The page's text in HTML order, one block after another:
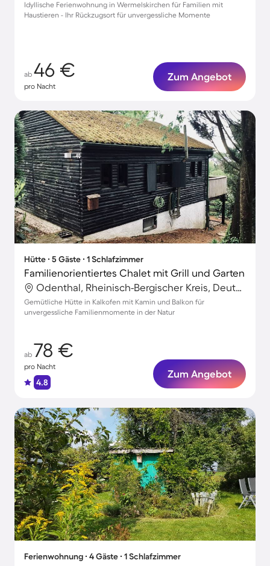
Idyllische Ferienwohnung in Wermelskirchen für Familien mit
Haustieren - Ihr Rückzugsort für unvergessliche Momente
ab 46 €
pro Nacht
Zum Angebot
Hütte ∙ 5 Gäste ∙ 1 Schlafzimmer
Familienorientiertes Chalet mit Grill und Garten
Odenthal, Rheinisch-Bergischer Kreis, Deutschland
Gemütliche Hütte in Kalkofen mit Kamin und Balkon für
unvergessliche Familienmomente in der Natur
ab 78 €
pro Nacht
4.8
Zum Angebot
Ferienwohnung ∙ 4 Gäste ∙ 1 Schlafzimmer